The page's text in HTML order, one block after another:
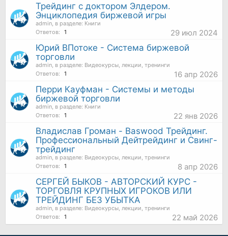
Трейдинг с доктором Элдером.
Энциклопедия биржевой игры
admin , в разделе: Книги
Ответов:
1 29 июл 2024
Юрий ВПотоке - Система биржевой
торговли
admin , в разделе: Видеокурсы, лекции, тренинги
Ответов:
1 16 апр 2026
Перри Кауфман - Системы и методы
биржевой торговли
admin , в разделе: Книги
Ответов:
1 22 янв 2026
Владислав Громан - Baswood Трейдинг.
Профессиональный Дейтрейдинг и Свинг-
трейдинг
admin , в разделе: Видеокурсы, лекции, тренинги
Ответов:
1 8 апр 2026
СЕРГЕЙ БЫКОВ - АВТОРСКИЙ КУРС -
ТОРГОВЛЯ КРУПНЫХ ИГРОКОВ ИЛИ
ТРЕЙДИНГ БЕЗ УБЫТКА
admin , в разделе: Видеокурсы, лекции, тренинги
Ответов:
1 22 май 2026